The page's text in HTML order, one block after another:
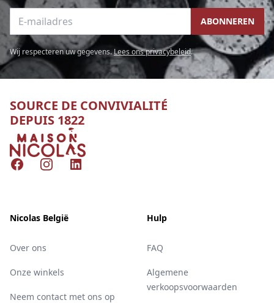
E-mailadres ABONNEREN
Wij respecteren uw gegevens.Lees ons privacybeleid.
SOURCE DE CONVIVIALITÉ
DEPUIS 1822
Nicolas
FacebookInstagramLinkedIn
Nicolas België
Over ons
Onze winkels
Neem contact met ons op
Hulp
FAQ
Algemene
verkoopsvoorwaarden